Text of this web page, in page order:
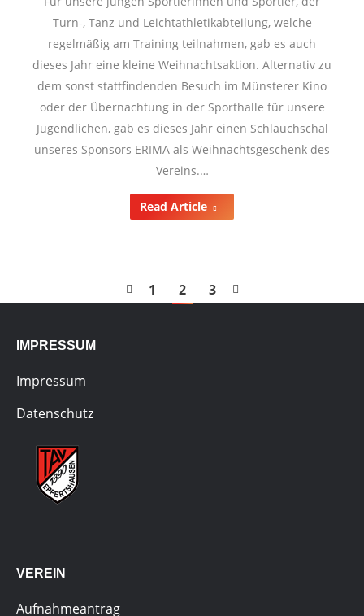
Turn-, Tanz und Leichtathletikabteilung, welche
regelmäßig am Training teilnahmen, gab es auch
dieses Jahr eine kleine Weihnachtsaktion. Alternativ zu
dem sonst stattfindenden Besuch im Münsterer Kino
oder der Übernachtung in der Sporthalle für unsere
Jugendlichen, gab es dieses Jahr einen Schlauchschal
unseres Sponsors ERIMA als Weihnachtsgeschenk des
Vereins.…
Read Article
1 2 3
IMPRESSUM
Impressum
Datenschutz
VEREIN
Aufnahmeantrag